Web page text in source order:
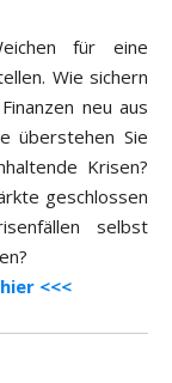
für eine
Wie sichern
neu aus
überstehen Sie
Krisen?
geschlossen
selbst
<<<